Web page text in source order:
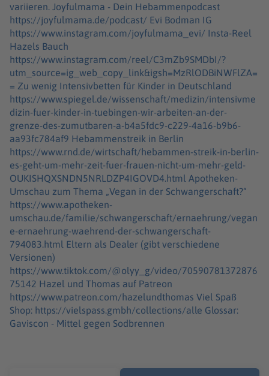
variieren. Joyfulmama - Dein Hebammenpodcast
https://joyfulmama.de/podcast/ Evi Bodman IG
https://www.instagram.com/joyfulmama_evi/ Insta-Reel
Hazels Bauch
https://www.instagram.com/reel/C3mZb9SMDbI/?
utm_source=ig_web_copy_link&igsh=MzRlODBiNWFlZA=
= Zu wenig Intensivbetten für Kinder in Deutschland
https://www.spiegel.de/wissenschaft/medizin/intensivme
dizin-fuer-kinder-in-tuebingen-wir-arbeiten-an-der-
grenze-des-zumutbaren-a-b4a5fdc9-c229-4a16-b9b6-
aa93fc784af9 Hebammenstreik in Berlin
https://www.rnd.de/wirtschaft/hebammen-streik-in-berlin-
es-geht-um-mehr-zeit-fuer-frauen-nicht-um-mehr-geld-
OUKISHQXSNDN5NRLDZP4IGOVD4.html Apotheken-
Umschau zum Thema „Vegan in der Schwangerschaft?“
https://www.apotheken-
umschau.de/familie/schwangerschaft/ernaehrung/vegan
e-ernaehrung-waehrend-der-schwangerschaft-
794083.html Eltern als Dealer (gibt verschiedene
Versionen)
https://www.tiktok.com/@olyy_g/video/70590781372876
75142 Hazel und Thomas auf Patreon
https://www.patreon.com/hazelundthomas Viel Spaß
Shop: https://vielspass.gmbh/collections/alle Glossar:
Gaviscon - Mittel gegen Sodbrennen